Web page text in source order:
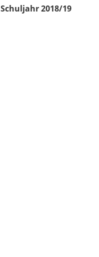
Schuljahr 2018/19